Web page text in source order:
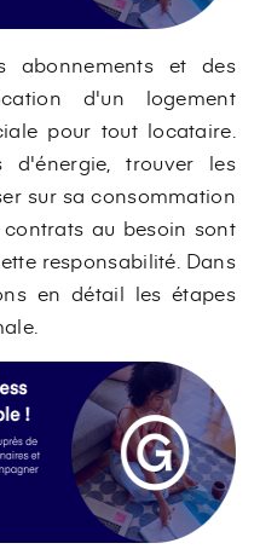
abonnements et des
d'un logement
pour tout locataire.
d'énergie, trouver les
sur sa consommation
au besoin sont
responsabilité. Dans
en détail les étapes